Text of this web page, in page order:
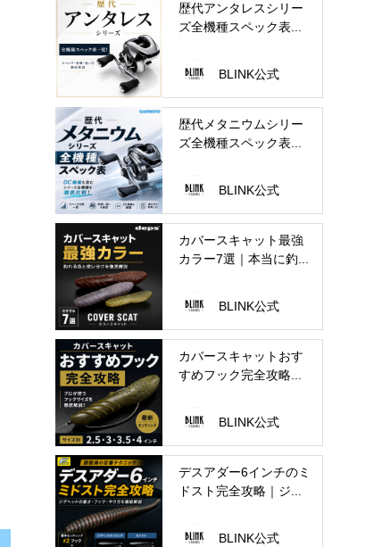
歴代アンタレスシリー
ズ全機種スペック表...
BLINK公式
歴代メタニウムシリー
ズ全機種スペック表...
BLINK公式
カバースキャット最強
カラー7選｜本当に釣...
BLINK公式
カバースキャットおす
すめフック完全攻略...
BLINK公式
デスアダー6インチのミ
ドスト完全攻略｜ジ...
BLINK公式